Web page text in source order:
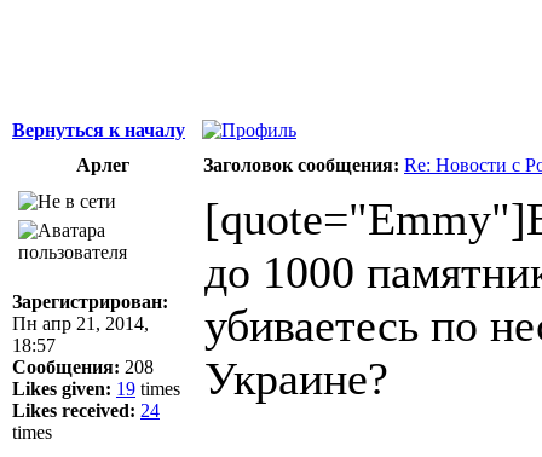
Вернуться к началу
Арлег
Заголовок сообщения: Re: Новости с
Зарегистрирован:
Пн апр 21, 2014,
18:57
Сообщения: 208
Likes given: 19 times
Likes received: 24
times
до 1000
убиваетесь по
Украине?